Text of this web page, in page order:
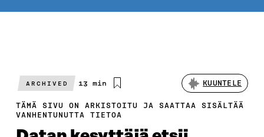
ARCHIVED
Arvioitu
13 min KUUNTELE
TÄMÄ SIVU ON ARKISTOITU JA SAATTAA SISÄLTÄÄ
VANHENTUNUTTA TIETOA